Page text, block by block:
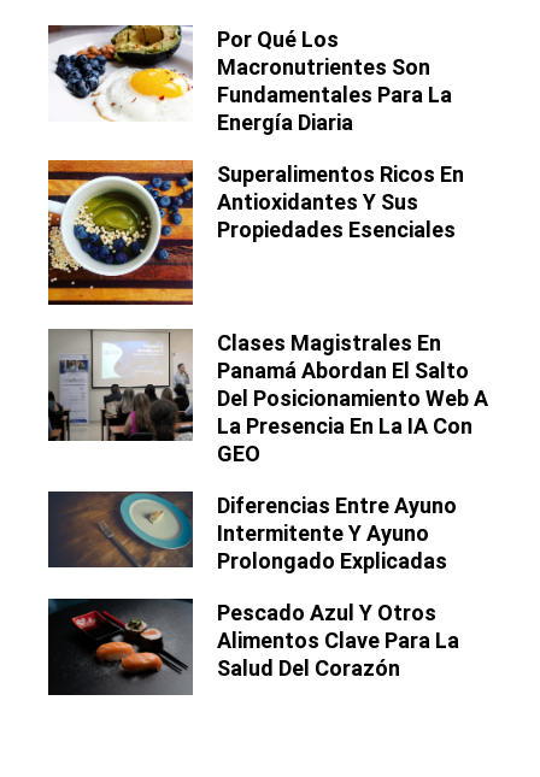
Por Qué Los
Macronutrientes Son
Fundamentales Para La
Energía Diaria
Superalimentos Ricos En
Antioxidantes Y Sus
Propiedades Esenciales
Clases Magistrales En
Panamá Abordan El Salto
Del Posicionamiento Web A
La Presencia En La IA Con
GEO
Diferencias Entre Ayuno
Intermitente Y Ayuno
Prolongado Explicadas
Pescado Azul Y Otros
Alimentos Clave Para La
Salud Del Corazón